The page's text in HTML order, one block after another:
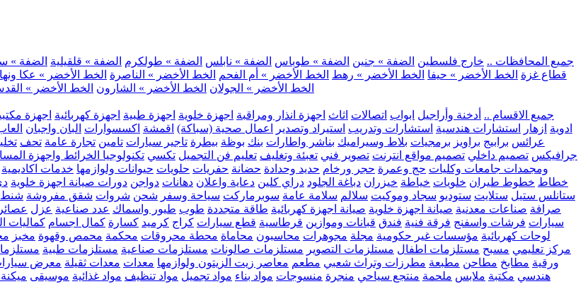
.. جميع المحافظات .. خارج فلسطين الضفة » جنين الضفة » طوباس الضفة » نابلس الضفة » طولكرم الضفة » قلقيلية الضفة »
قطاع غزة الخط الأخضر » حيفا الخط الأخضر » رهط الخط الأخضر » أم الفحم الخط الأخضر » الناصرة الخط الأخضر » عكا
الخط الأخضر » الجولان الخط الأخضر » الشارون الخط الأخضر »
.. جميع الاقسام .. أدخنة وأراجيل ابواب اتصالات اثاث اجهزة انذار ومراقبة اجهزة خلوية اجهزة طبية اجهزة كهربائية اجهزة
ادوية ازهار استشارات هندسية استشارات وتدريب استيراد وتصدير اعمال صحية (سباكة) اقمشة اكسسوارات البان واجبان
عرائس برابيج براويز برمجيات بلاط وسيراميك بناشر واطارات بنك بوظة بيطرة تاجير سيارات تامين تجارة عامة تحف
جرافيكس تصميم داخلي تصميم مواقع انترنت تصوير فني تعبئة وتغليف تعليم فن التجميل تكسي تكنولوجيا الخرائط واجهزة
ومجمدات جامعات وكليات حج وعمرة حجر ورخام حديد وحدادة حضانة حفريات حلويات حيوانات ولوازمها خدمات اكاديمية
خطاط خطوط طيران خلويات خياطة خيزران دباغة الجلود دراي كلين دعاية واعلان دهانات دواجن دورات صيانة اجهزة خلوية
ستانلس ستيل ستلايت ستوديو سجاد وموكيت سلالم سلامة عامة سوبرماركت سياحة وسفر شحن شروات شقق مفروشة شنط
صرافة صناعات معدنية صيانة اجهزة خلوية صيانة اجهزة كهربائية طاقة متجددة طوب طيور واسماك عدد صناعية عزل
سيارات فرشات واسفنج فرقة فنية فندق قبانات وموازين قرطاسية قطع سيارات كراج كرميد كسارة كمال اجسام كماليات
لوحات كهربائية مؤسسات غير حكومية مجلة مجوهرات محاسبون محاماة محطة محروقات محكمة محمص وقهوة مخبز
مركز تعليمي مسبح مستلزمات اطفال مستلزمات التصوير مستلزمات صالونات مستلزمات صناعية مستلزمات طبية
ورقية مطابخ مطاحن مطبعة مطرزات وتراث شعبي مطعم معاصر زيت الزيتون ولوازمها معدات معدات ثقيلة معرض
هندسي مكتبة ملابس ملحمة منتجع سياحي منجرة منسوجات مواد بناء مواد تجميل مواد تنظيف مواد غذائية موسيقى